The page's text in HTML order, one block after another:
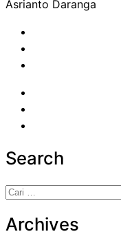
Asrianto Daranga
Search
Cari
Archives